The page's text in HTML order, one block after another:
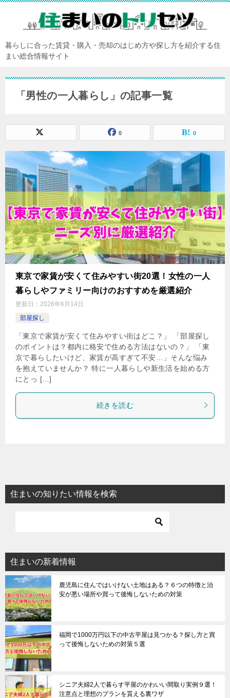
暮らしに合った賃貸・購入・売却のはじめ方や探し方を紹介する住
まい総合情報サイト
「男性の一人暮らし」の記事一覧
0 0
東京で家賃が安くて住みやすい街20選！女性の一人
暮らしやファミリー向けのおすすめを厳選紹介
更新日： 2026年6月14日
部屋探し
「東京で家賃が安くて住みやすい街はどこ？」 「部屋探し
のポイントは？都内に格安で住める方法はないの？」 「東
京で暮らしたいけど、家賃が高すぎて不安…」そんな悩み
を抱えていませんか？ 特に一人暮らしや新生活を始める方
にとっ […]
続きを読む
住まいの知りたい情報を検索
住まいの新着情報
鹿児島に住んではいけない土地はある？６つの特徴と治
安が悪い場所や買って後悔しないための対策
福岡で1000万円以下の中古平屋は見つかる？探し方と買
って後悔しないための対策５選
シニア夫婦2人で暮らす平屋のかわいい間取り実例９選！
注意点と理想のプランを貰える裏ワザ